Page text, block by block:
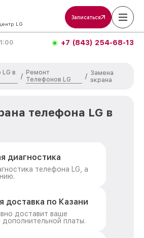
LG
Записаться
+7 (843) 254-68-13
в
/
Ремонт
Телефонов LG
/ Замена
экрана
телефона LG в
диагностика
телефона LG, а
доставка по Казани
доставит ваше
дополнительной платы.